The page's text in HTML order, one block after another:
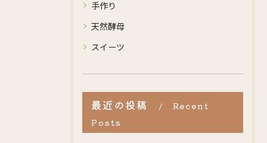
手作り
天然酵母
スイーツ
最近の投稿
Recent
Posts